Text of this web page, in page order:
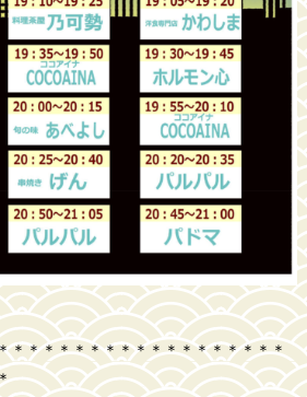
＊＊＊＊＊＊＊＊＊＊＊＊＊＊＊＊＊＊